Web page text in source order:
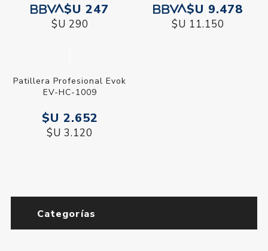
$U 247
$U 290
$U 9.478
$U 11.150
$U 2.652